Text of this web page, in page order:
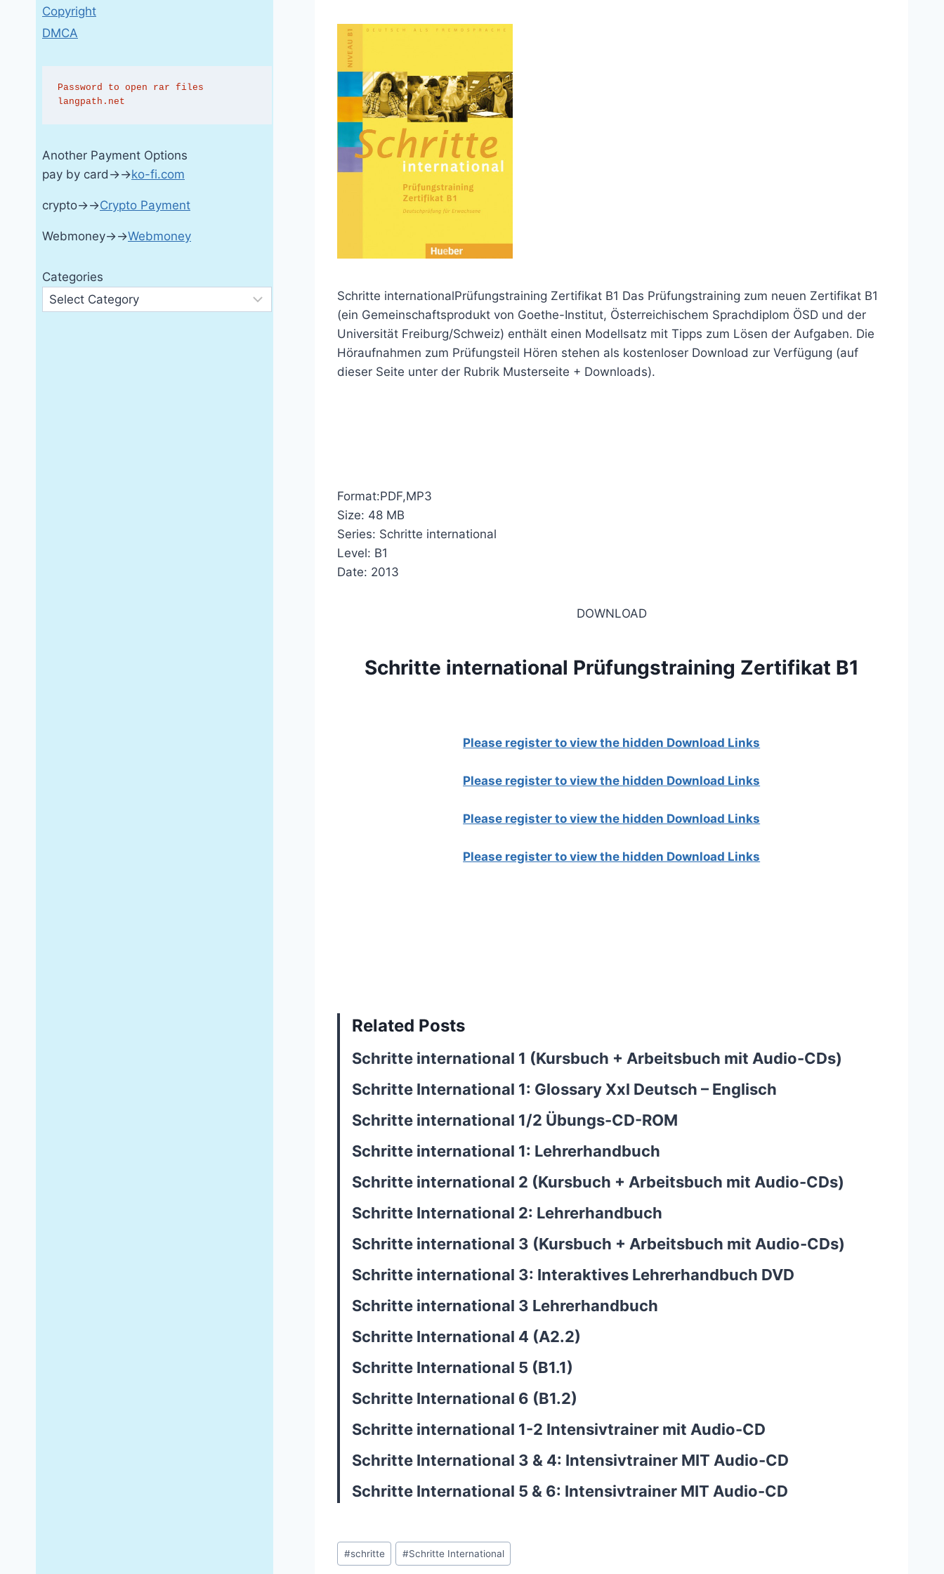
Schritte internationalPrüfungstraining Zertifikat B1 Das Prüfungstraining zum neuen Zertifikat B1
(ein Gemeinschaftsprodukt von Goethe-Institut, Österreichischem Sprachdiplom ÖSD und der
Universität Freiburg/Schweiz) enthält einen Modellsatz mit Tipps zum Lösen der Aufgaben. Die
Höraufnahmen zum Prüfungsteil Hören stehen als kostenloser Download zur Verfügung (auf
dieser Seite unter der Rubrik Musterseite + Downloads).
Format:PDF,MP3
Size: 48 MB
Series: Schritte international
Level: B1
Date: 2013
DOWNLOAD
Schritte international Prüfungstraining Zertifikat B1
Please register to view the hidden Download Links
Please register to view the hidden Download Links
Please register to view the hidden Download Links
Please register to view the hidden Download Links
Related Posts
Schritte international 1 (Kursbuch + Arbeitsbuch mit Audio-CDs)
Schritte International 1: Glossary Xxl Deutsch – Englisch
Schritte international 1/2 Übungs-CD-ROM
Schritte international 1: Lehrerhandbuch
Schritte international 2 (Kursbuch + Arbeitsbuch mit Audio-CDs)
Schritte International 2: Lehrerhandbuch
Schritte international 3 (Kursbuch + Arbeitsbuch mit Audio-CDs)
Schritte international 3: Interaktives Lehrerhandbuch DVD
Schritte international 3 Lehrerhandbuch
Schritte International 4 (A2.2)
Schritte International 5 (B1.1)
Schritte International 6 (B1.2)
Schritte international 1-2 Intensivtrainer mit Audio-CD
Schritte International 3 & 4: Intensivtrainer MIT Audio-CD
Schritte International 5 & 6: Intensivtrainer MIT Audio-CD
Post
Tags:
#schritte #Schritte International
Copyright
DMCA
Password to open rar files
langpath.net
Another Payment Options
pay by card→→ko-fi.com
crypto→→Crypto Payment
Webmoney→→Webmoney
Categories